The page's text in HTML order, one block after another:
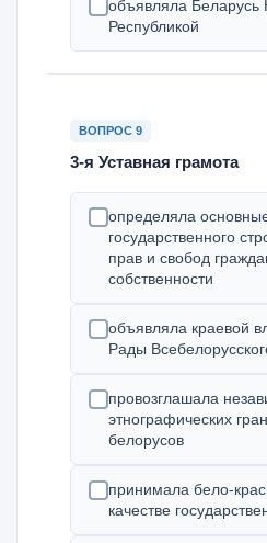
объявляла Беларусь
Республикой
ВОПРОС 9
3-я Уставная грамота
определяла
государственного
прав и свобод
собственности
объявляла краевой
Рады
провозглашала
этнографических
белорусов
принимала бело-
качестве